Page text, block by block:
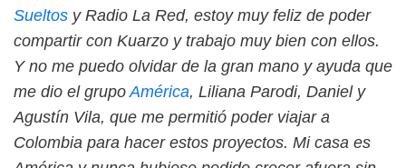
Sueltos y Radio La Red, estoy muy feliz de poder
compartir con Kuarzo y trabajo muy bien con ellos.
Y no me puedo olvidar de la gran mano y ayuda que
me dio el grupo América, Liliana Parodi, Daniel y
Agustín Vila, que me permitió poder viajar a
Colombia para hacer estos proyectos. Mi casa es